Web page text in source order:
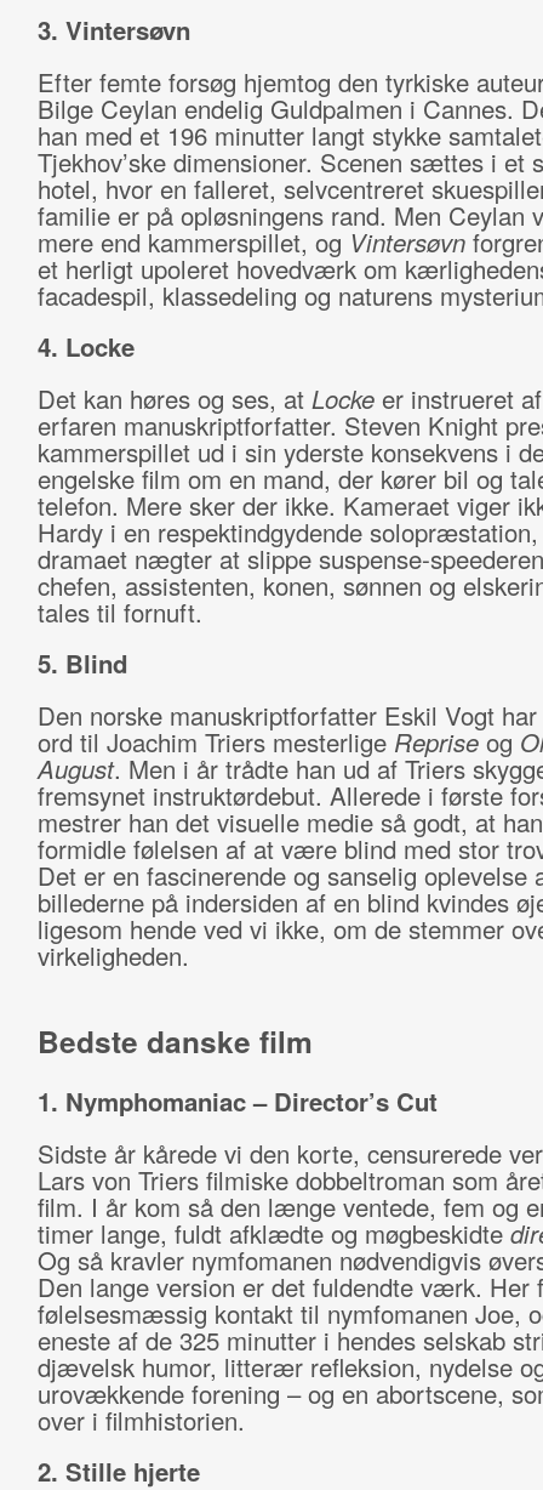
3. Vintersøvn
Efter femte forsøg hjemtog den tyrkiske
Bilge Ceylan endelig Guldpalmen i Cannes.
han med et 196 minutter langt stykke
Tjekhov’ske dimensioner. Scenen sættes i et
hotel, hvor en falleret, selvcentreret
familie er på opløsningens rand. Men Ceylan
mere end kammerspillet, og Vintersøvn
et herligt upoleret hovedværk om
facadespil, klassedeling og naturens
4. Locke
Det kan høres og ses, at Lockeer instrueret
erfaren manuskriptforfatter. Steven Knight
kammerspillet ud i sin yderste konsekvens i
engelske film om en mand, der kører bil og
telefon. Mere sker der ikke. Kameraet viger
Hardy i en respektindgydende
dramaet nægter at slippe suspense-
chefen, assistenten, konen, sønnen og
tales til fornuft.
5. Blind
Den norske manuskriptforfatter Eskil Vogt
ord til Joachim Triers mesterlige Repriseog
August. Men i år trådte han ud af Triers
fremsynet instruktørdebut. Allerede i første
mestrer han det visuelle medie så godt, at
formidle følelsen af at være blind med stor
Det er en fascinerende og sanselig oplevelse
billederne på indersiden af en blind kvindes
ligesom hende ved vi ikke, om de stemmer
virkeligheden.
Bedste danske film
1. Nymphomaniac – Director’s Cut
Sidste år kårede vi den korte, censurerede
Lars von Triers filmiske dobbeltroman som
film. I år kom så den længe ventede, fem og
timer lange, fuldt afklædte og møgbeskidte
Og så kravler nymfomanen nødvendigvis
Den lange version er det fuldendte værk. Her
følelsesmæssig kontakt til nymfomanen Joe,
eneste af de 325 minutter i hendes selskab
djævelsk humor, litterær refleksion, nydelse
urovækkende forening – og en abortscene,
over i filmhistorien.
2. Stille hjerte